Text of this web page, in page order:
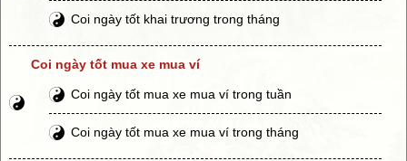
Coi ngày tốt khai trương trong tháng
Coi ngày tốt mua xe mua ví
Coi ngày tốt mua xe mua ví trong tuần
Coi ngày tốt mua xe mua ví trong tháng